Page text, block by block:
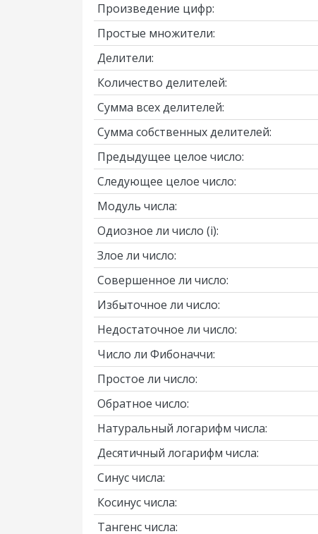
Произведение цифр:
Простые множители:
Делители:
Количество делителей:
Сумма всех делителей:
Сумма собственных делителей:
Предыдущее целое число:
Следующее целое число:
Модуль числа:
Одиозное ли число (i):
Злое ли число:
Совершенное ли число:
Избыточное ли число:
Недостаточное ли число:
Число ли Фибоначчи:
Простое ли число:
Обратное число:
Натуральный логарифм числа:
Десятичный логарифм числа:
Синус числа:
Косинус числа:
Тангенс числа: